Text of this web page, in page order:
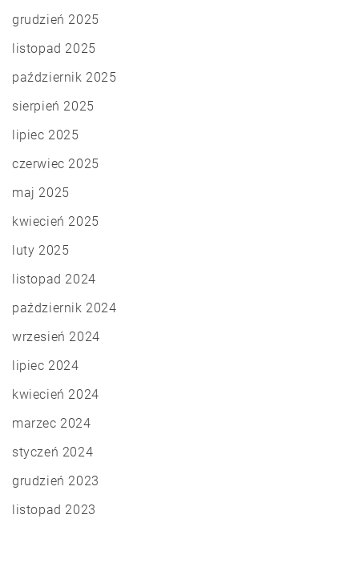
grudzień 2025
listopad 2025
październik 2025
sierpień 2025
lipiec 2025
czerwiec 2025
maj 2025
kwiecień 2025
luty 2025
listopad 2024
październik 2024
wrzesień 2024
lipiec 2024
kwiecień 2024
marzec 2024
styczeń 2024
grudzień 2023
listopad 2023